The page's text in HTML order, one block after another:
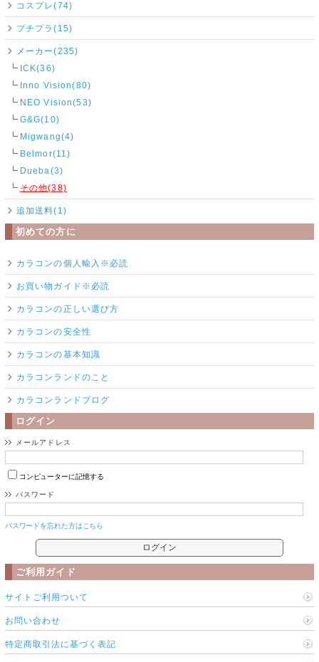
コスプレ(74)
プチプラ(15)
メーカー(235)
ICK(36)
Inno Vision(80)
NEO Vision(53)
G&G(10)
Migwang(4)
Belmor(11)
Dueba(3)
その他(38)
追加送料(1)
初めての方に
カラコンの個人輸入※必読
お買い物ガイド※必読
カラコンの正しい選び方
カラコンの安全性
カラコンの基本知識
カラコンランドのこと
カラコンランドブログ
ログイン
メールアドレス
コンピューターに記憶する
パスワード
パスワードを忘れた方はこちら
ご利用ガイド
サイトご利用ついて
お問い合わせ
特定商取引法に基づく表記